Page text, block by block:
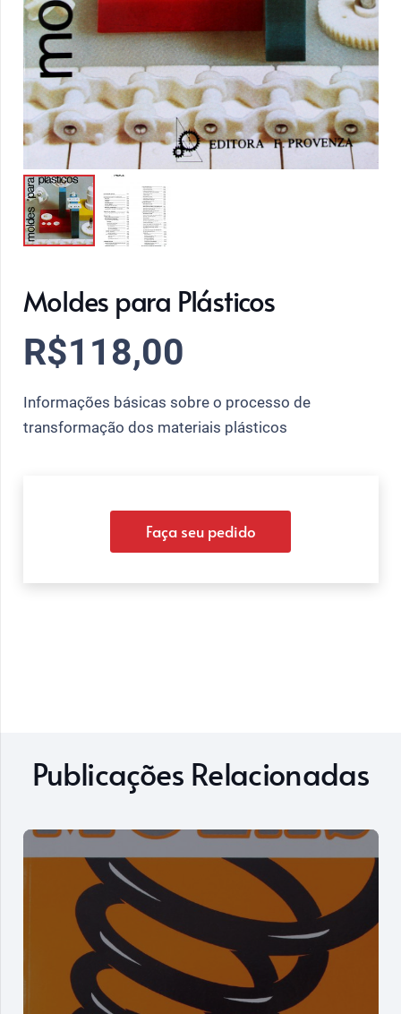
Moldes para Plásticos
R$118,00
Informações básicas sobre o processo de
transformação dos materiais plásticos
Faça seu pedido
Publicações Relacionadas